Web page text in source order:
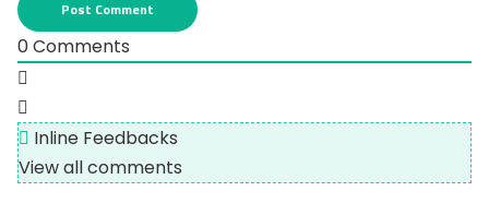
0Comments
Inline Feedbacks
View all comments